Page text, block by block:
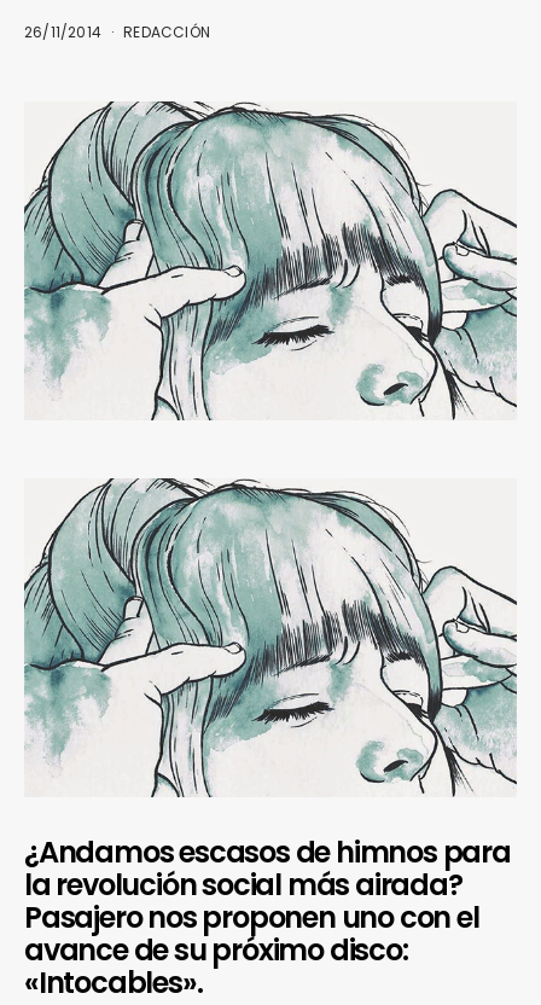
26/11/2014 REDACCIÓN
¿Andamos escasos de himnos para
la revolución social más airada?
Pasajero nos proponen uno con el
avance de su próximo disco:
«Intocables».